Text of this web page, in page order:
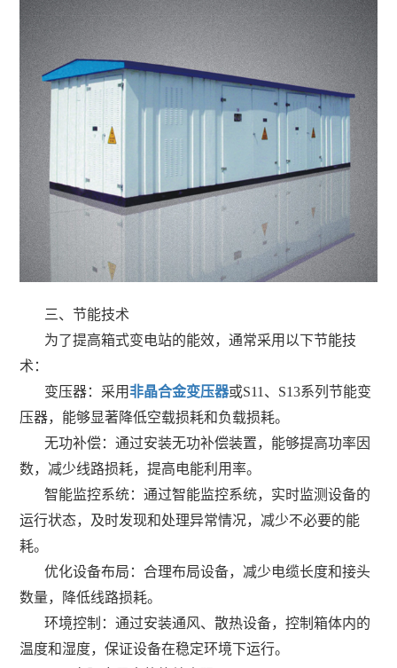
三、节能技术
为了提高箱式变电站的能效，通常采用以下节能技
术：
变压器：采用 非晶合金变压器或S11、S13系列节能变
压器，能够显著降低空载损耗和负载损耗。
无功补偿：通过安装无功补偿装置，能够提高功率因
数，减少线路损耗，提高电能利用率。
智能监控系统：通过智能监控系统，实时监测设备的
运行状态，及时发现和处理异常情况，减少不必要的能
耗。
优化设备布局：合理布局设备，减少电缆长度和接头
数量，降低线路损耗。
环境控制：通过安装通风、散热设备，控制箱体内的
温度和湿度，保证设备在稳定环境下运行。